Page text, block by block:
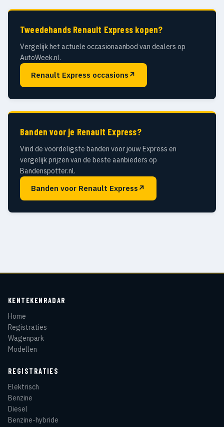
Tweedehands Renault Express kopen?
Vergelijk het actuele occasionaanbod van dealers op
AutoWeek.nl.
Renault Express occasions ↗
Banden voor je Renault Express?
Vind de voordeligste banden voor jouw Express en
vergelijk prijzen van de beste aanbieders op
Bandenspotter.nl.
Banden voor Renault Express ↗
KENTEKENRADAR
Home
Registraties
Wagenpark
Modellen
REGISTRATIES
Elektrisch
Benzine
Diesel
Benzine-hybride